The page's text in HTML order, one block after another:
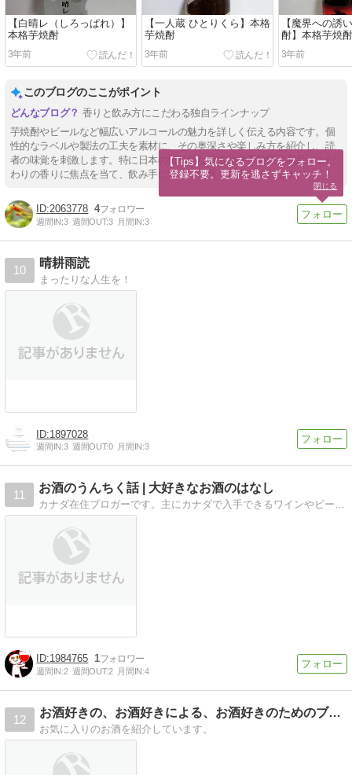
【白晴レ（しろっぱれ）】
本格芋焼酎
3年前
【一人蔵 ひとりくら】本格
芋焼酎
3年前
【魔界への誘
酎】本格芋焼酎
3年前
このブログのここがポイント
香りと飲み方にこだわる独自ラインナップ
芋焼酎やビールなど幅広いアルコールの魅力を詳しく伝える内容です。個
性的なラベルや製法の工夫を素材に、その奥深さや楽しみ方を紹介し、読
者の味覚を刺激します。特に日本の伝統的な醸造法や季節限定商品、こだ
わりの香りに焦点を当て、飲み手に新しい発見を提供しています。
2063778 4
週間IN:3 週間OUT:3 月間IN:3
10
晴耕雨読
まったりな人生を！
1897028
週間IN:3 週間OUT:0 月間IN:3
11
お酒のうんちく話 | 大好きなお酒のはなし
カナダ在住ブロガーです。主にカナダで入手できるワインやビールのレビューを書いています。日本酒や焼酎、ジンも好きです。
1984765 1
週間IN:2 週間OUT:2 月間IN:4
12
お酒好きの、お酒好きによる、お酒好きのためのブログ
お気に入りのお酒を紹介しています。
【Tips】気になるブログをフォロー。
登録不要。更新を逃さずキャッチ！
閉じる